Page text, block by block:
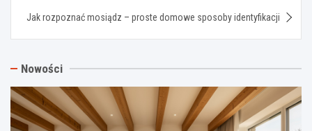
Jak rozpoznać mosiądz – proste domowe sposoby identyfikacji
Nowości